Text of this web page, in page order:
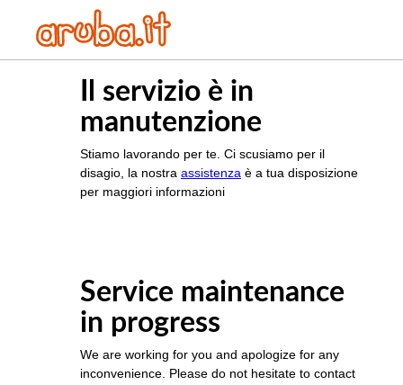
Il servizio è in
manutenzione
Stiamo lavorando per te. Ci scusiamo per il
disagio, la nostra assistenza è a tua disposizione
per maggiori informazioni
Service maintenance
in progress
We are working for you and apologize for any
inconvenience. Please do not hesitate to contact